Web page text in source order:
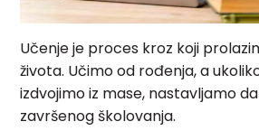
Učenje je proces kroz koji
života. Učimo od rođenja, a
izdvojimo iz mase, nastavljamo
završenog školovanja.